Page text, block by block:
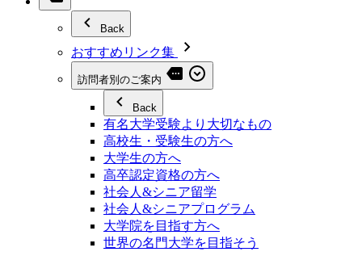
Back
おすすめリンク集
訪問者別のご案内
Back
有名大学受験より大切なもの
高校生・受験生の方へ
大学生の方へ
高卒認定資格の方へ
社会人&シニア留学
社会人&シニアプログラム
大学院を目指す方へ
世界の名門大学を目指そう